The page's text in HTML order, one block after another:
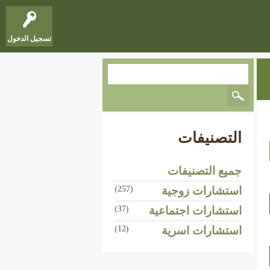
تسجيل الدخول
التصنيفات
جميع التصنيفات
استشارات زوجية
(257)
استشارات اجتماعية (37)
استشارات اسرية (12)